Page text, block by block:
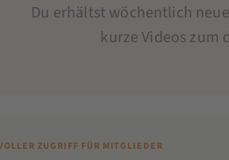
Du erhältst wöchentlich
kurze Videos
ZUGRIFF FÜR MITGLIEDER